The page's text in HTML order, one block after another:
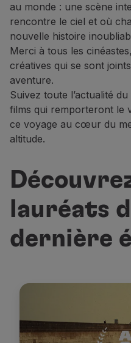
au monde : une scène
rencontre le ciel et où
nouvelle histoire
Merci à tous les
créatives qui se sont
aventure.
Suivez toute l’actualité
films qui remporteront le
ce voyage au cœur du
altitude.
lauréats
dernière